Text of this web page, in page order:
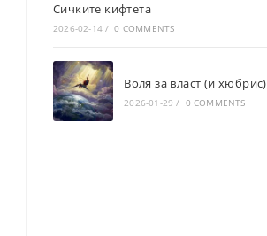
Сичките кифтета
2026-02-14 / 0 COMMENTS
Воля за власт (и хюбрис)
2026-01-29 / 0 COMMENTS